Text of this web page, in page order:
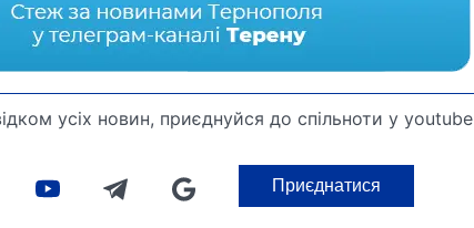
усіх новин, приєднуйся до спільноти у youtube
Приєднатися